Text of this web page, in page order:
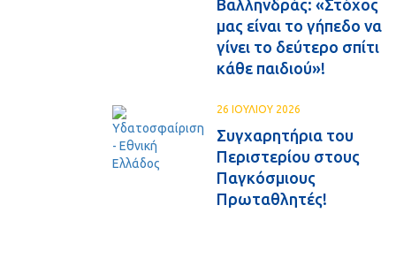
Βαλληνδράς: «Στόχος
μας είναι το γήπεδο να
γίνει το δεύτερο σπίτι
κάθε παιδιού»!
26 ΙΟΥΛΙΟΥ 2026
Συγχαρητήρια του
Περιστερίου στους
Παγκόσμιους
Πρωταθλητές!